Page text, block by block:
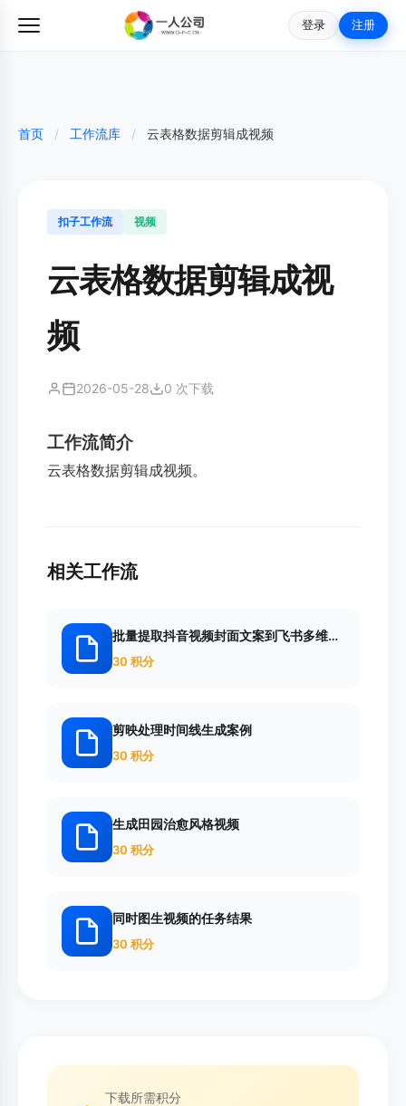
登录 注册
首页 / 工作流库 / 云表格数据剪辑成视频
扣子工作流 视频
云表格数据剪辑成视
频
2026-05-28 0 次下载
工作流简介
云表格数据剪辑成视频。
相关工作流
批量提取抖音视频封面文案到飞书多维表
格
30 积分
剪映处理时间线生成案例
30 积分
生成田园治愈风格视频
30 积分
同时图生视频的任务结果
30 积分
下载所需积分